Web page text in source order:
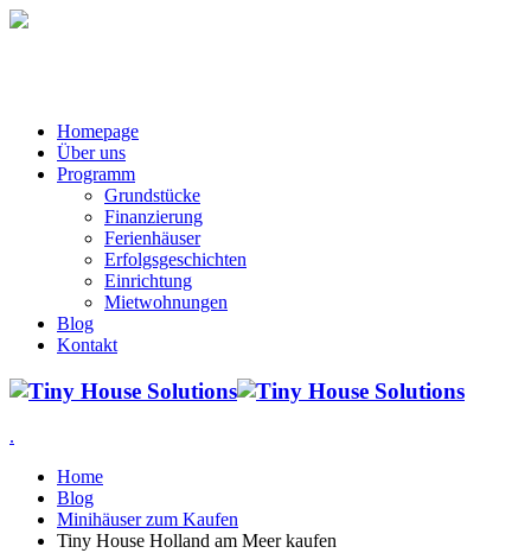
Homepage
Über uns
Programm
Grundstücke
Finanzierung
Ferienhäuser
Erfolgsgeschichten
Einrichtung
Mietwohnungen
Blog
Kontakt
.
Home
Blog
Minihäuser zum Kaufen
Tiny House Holland am Meer kaufen